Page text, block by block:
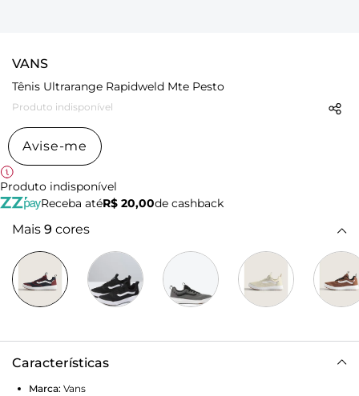
VANS
Tênis Ultrarange Rapidweld Mte Pesto
Produto indisponível
Avise-me
Produto indisponível
Receba atéR$ 20,00de cashback
Mais 9 cores
Características
Marca: Vans